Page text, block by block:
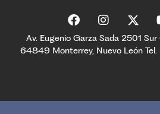
Av. Eugenio Garza Sada 2501 Sur
64849 Monterrey, Nuevo León